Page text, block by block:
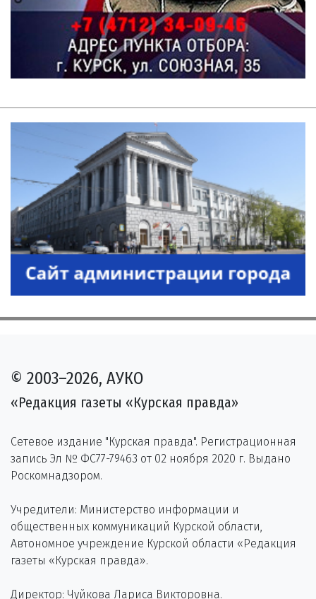
© 2003–2026, АУКО
«Редакция газеты «Курская правда»
Сетевое издание "Курская правда". Регистрационная
запись Эл № ФС77-79463 от 02 ноября 2020 г. Выдано
Роскомнадзором.
Учредители: Министерство информации и
общественных коммуникаций Курской области,
Автономное учреждение Курской области «Редакция
газеты «Курская правда».
Директор: Чуйкова Лариса Викторовна.